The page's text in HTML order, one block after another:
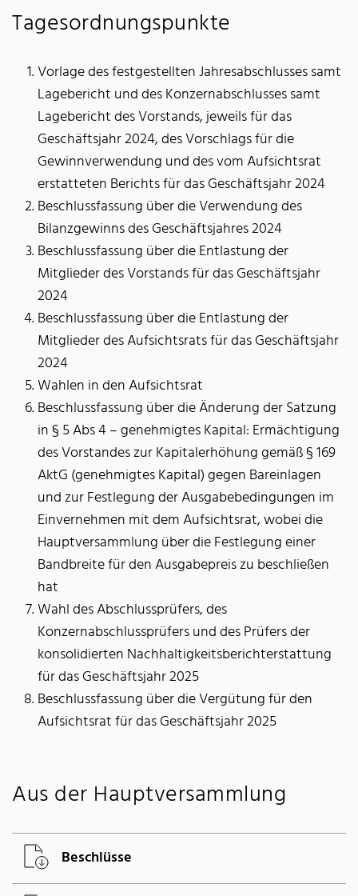
Tagesordnungspunkte
Vorlage des festgestellten Jahresabschlusses samt
Lagebericht und des Konzernabschlusses samt
Lagebericht des Vorstands, jeweils für das
Geschäftsjahr 2024, des Vorschlags für die
Gewinnverwendung und des vom Aufsichtsrat
erstatteten Berichts für das Geschäftsjahr 2024
Beschlussfassung über die Verwendung des
Bilanzgewinns des Geschäftsjahres 2024
Beschlussfassung über die Entlastung der
Mitglieder des Vorstands für das Geschäftsjahr
2024
Beschlussfassung über die Entlastung der
Mitglieder des Aufsichtsrats für das Geschäftsjahr
2024
Wahlen in den Aufsichtsrat
Beschlussfassung über die Änderung der Satzung
in § 5 Abs 4 – genehmigtes Kapital: Ermächtigung
des Vorstandes zur Kapitalerhöhung gemäß § 169
AktG (genehmigtes Kapital) gegen Bareinlagen
und zur Festlegung der Ausgabebedingungen im
Einvernehmen mit dem Aufsichtsrat, wobei die
Hauptversammlung über die Festlegung einer
Bandbreite für den Ausgabepreis zu beschließen
hat
Wahl des Abschlussprüfers, des
Konzernabschlussprüfers und des Prüfers der
konsolidierten Nachhaltigkeitsberichterstattung
für das Geschäftsjahr 2025
Beschlussfassung über die Vergütung für den
Aufsichtsrat für das Geschäftsjahr 2025
Aus der Hauptversammlung
Beschlüsse